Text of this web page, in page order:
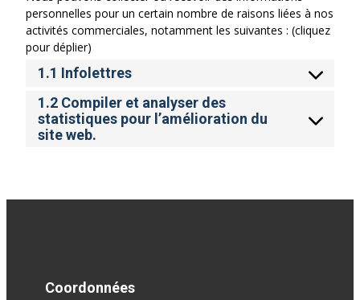
personnelles pour un certain nombre de raisons liées à nos
activités commerciales, notamment les suivantes : (cliquez
pour déplier)
1.1 Infolettres
1.2 Compiler et analyser des
statistiques pour l’amélioration du
site web.
Coordonnées